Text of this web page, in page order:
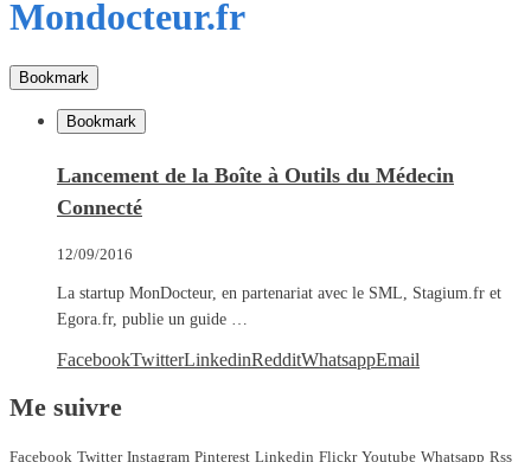
Mondocteur.fr
Bookmark
Bookmark
Lancement de la Boîte à Outils du Médecin
Connecté
12/09/2016
La startup MonDocteur, en partenariat avec le SML, Stagium.fr et
Egora.fr, publie un guide …
FacebookTwitterLinkedinRedditWhatsappEmail
Me suivre
Facebook Twitter Instagram Pinterest Linkedin Flickr Youtube Whatsapp Rss